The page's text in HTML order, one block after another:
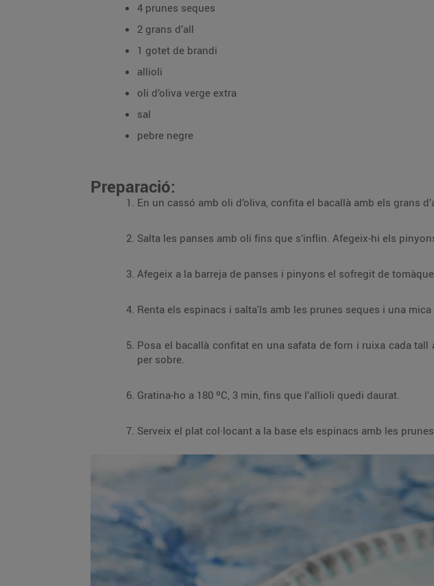
4 prunes seques
2 grans d’all
1 gotet de brandi
allioli
oli d’oliva verge extra
sal
pebre negre
Preparació:
Posa el bacallà confitat en una safata de forn i ruixa cada tall amb una cullerada de sofregit de panses i pinyons. Afegeix-hi una cullerada d’allioli
per sobre.
Gratina-ho a 180 ºC, 3 min, fins que l’allioli quedi daurat.